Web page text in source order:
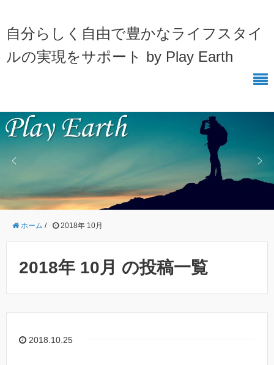
自分らしく自由で豊かなライフスタイ
ルの実現をサポート by Play Earth
ホーム / 2018年 10月
2018年 10月 の投稿一覧
2018.10.25